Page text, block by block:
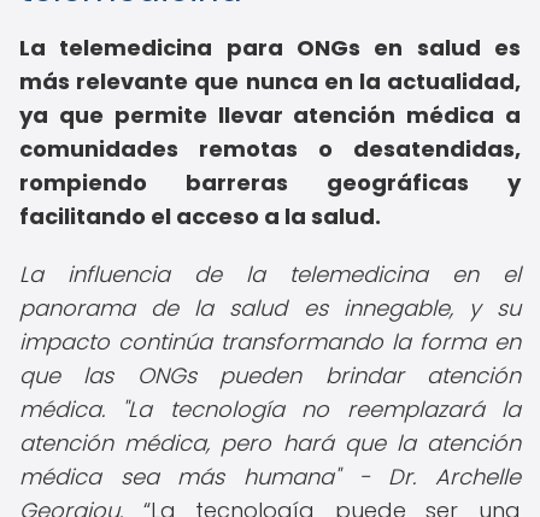
La telemedicina para ONGs en salud es
más relevante que nunca en la actualidad,
ya que permite llevar atención médica a
comunidades remotas o desatendidas,
rompiendo barreras geográficas y
facilitando el acceso a la salud.
La influencia de la telemedicina en el
panorama de la salud es innegable, y su
impacto continúa transformando la forma en
que las ONGs pueden brindar atención
médica. "La tecnología no reemplazará la
atención médica, pero hará que la atención
médica sea más humana" - Dr. Archelle
Georgiou.
La tecnología puede ser una